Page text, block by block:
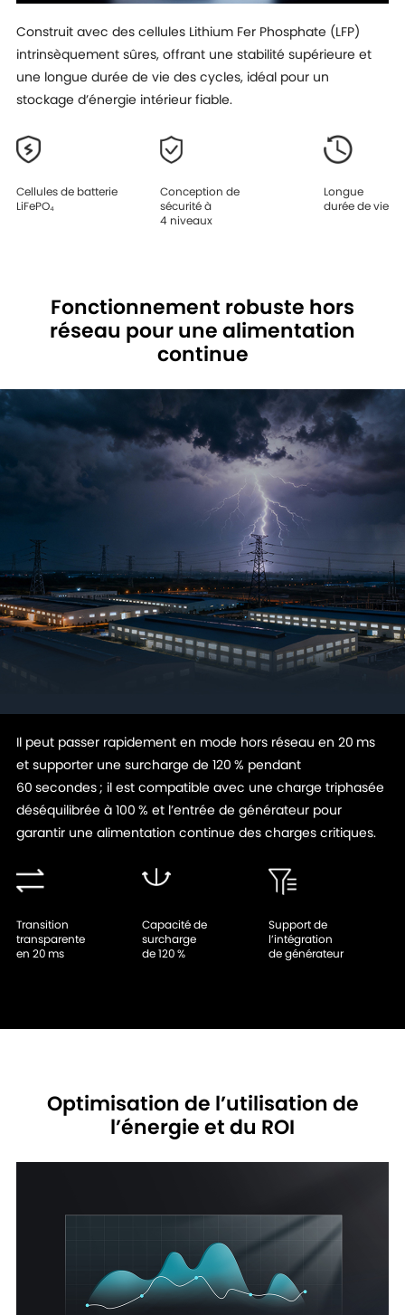
Construit avec des cellules Lithium Fer Phosphate (LFP)
intrinsèquement sûres, offrant une stabilité supérieure et
une longue durée de vie des cycles, idéal pour un
stockage d’énergie intérieur fiable.
Cellules de batterie
LiFePO₄
Conception de
sécurité à
4 niveaux
Longue
durée de vie
Fonctionnement robuste hors
réseau pour une alimentation
continue
Il peut passer rapidement en mode hors réseau en 20 ms
et supporter une surcharge de 120 % pendant
60 secondes ; il est compatible avec une charge triphasée
déséquilibrée à 100 % et l’entrée de générateur pour
garantir une alimentation continue des charges critiques.
Transition
transparente
en 20 ms
Capacité de
surcharge
de 120 %
Support de
l’intégration
de générateur
Optimisation de l’utilisation de
l’énergie et du ROI